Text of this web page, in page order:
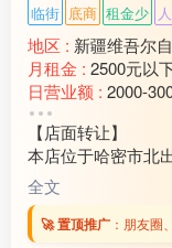
临街 底商 租金少
地区 : 新疆维吾尔
月租金 : 2500元以
日营业额 : 2000-
转让费 :
【店面转让】
本店位于哈密市北
3万2还剩十个月房
万，有意向的联系
全文
🚀 置顶推广 ： 朋友圈